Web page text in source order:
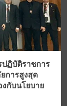
ฏิบัติราชการ
การสูงสุด
กับนโยบาย